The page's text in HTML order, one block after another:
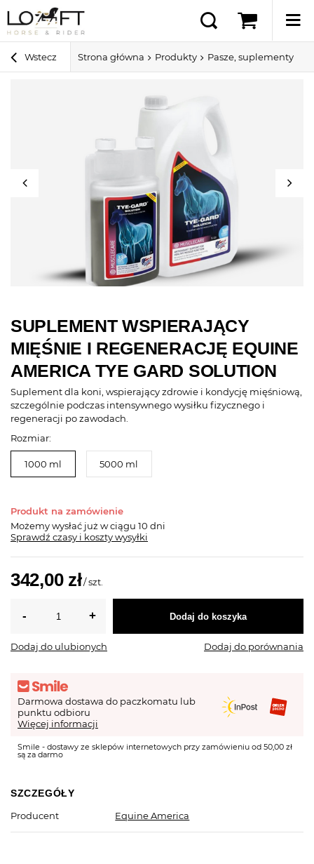
Wstecz Strona główna Produkty Pasze, suplementy i
SUPLEMENT WSPIERAJĄCY
MIĘŚNIE I REGENERACJĘ EQUINE
AMERICA TYE GARD SOLUTION
Suplement dla koni, wspierający zdrowie i kondycję mięśniową,
szczególnie podczas intensywnego wysiłku fizycznego i
regeneracji po zawodach.
Rozmiar:
1000 ml 5000 ml
Produkt na zamówienie
Możemy wysłać już w ciągu 10 dni
Sprawdź czasy i koszty wysyłki
342,00 zł/szt.
Dodaj do koszyka
Dodaj do ulubionych Dodaj do porównania
Darmowa dostawa do paczkomatu lub
punktu odbioru
Więcej informacji
Smile - dostawy ze sklepów internetowych przy zamówieniu od 50,00 zł
są za darmo
SZCZEGÓŁY
Producent
Equine America